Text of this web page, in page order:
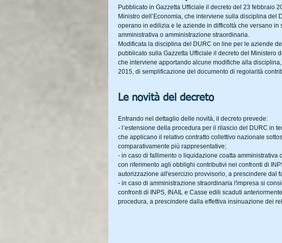
Pubblicato in Gazzetta Ufficiale il decreto del 23 febbraio
Ministro dell’Economia, che interviene sulla disciplina
operano in edilizia e le aziende in difficoltà che versano
amministrativa o amministrazione straordinaria.
Modificata la disciplina del DURC on line per le aziende
pubblicato sulla Gazzetta Ufficiale il decreto del Ministero
che interviene apportando alcune modifiche alla
2015, di semplificazione del documento di regolarità
Le novità del decreto
Entrando nel dettaglio delle novità, il decreto prevede:
- l’estensione della procedura per il rilascio del DURC in
che applicano il relativo contratto collettivo nazionale
comparativamente più rappresentative;
- in caso di fallimento o liquidazione coatta
con riferimento agli obblighi contributivi nei confronti di
autorizzazione all'esercizio provvisorio, a prescindere dal
- in caso di amministrazione straordinaria l'impresa si
confronti di INPS, INAIL e Casse edili scaduti
procedura, a prescindere dalla effettiva insinuazione dei